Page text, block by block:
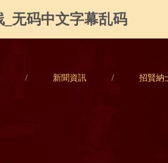
无码中文字幕乱码
/ 新聞資訊 / 招賢納